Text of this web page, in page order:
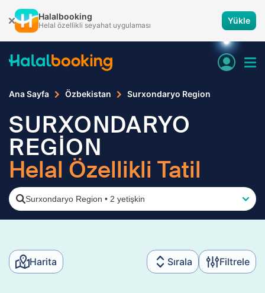
Halalbooking
Helal özellikli seyahat uygulaması Yükle
Ana Sayfa Özbekistan Surxondaryo Region
SURXONDARYO
REGİON
Helal Özellikli Tatil
Surxondaryo Region • 2 yetişkin
Harita Sırala Filtrele